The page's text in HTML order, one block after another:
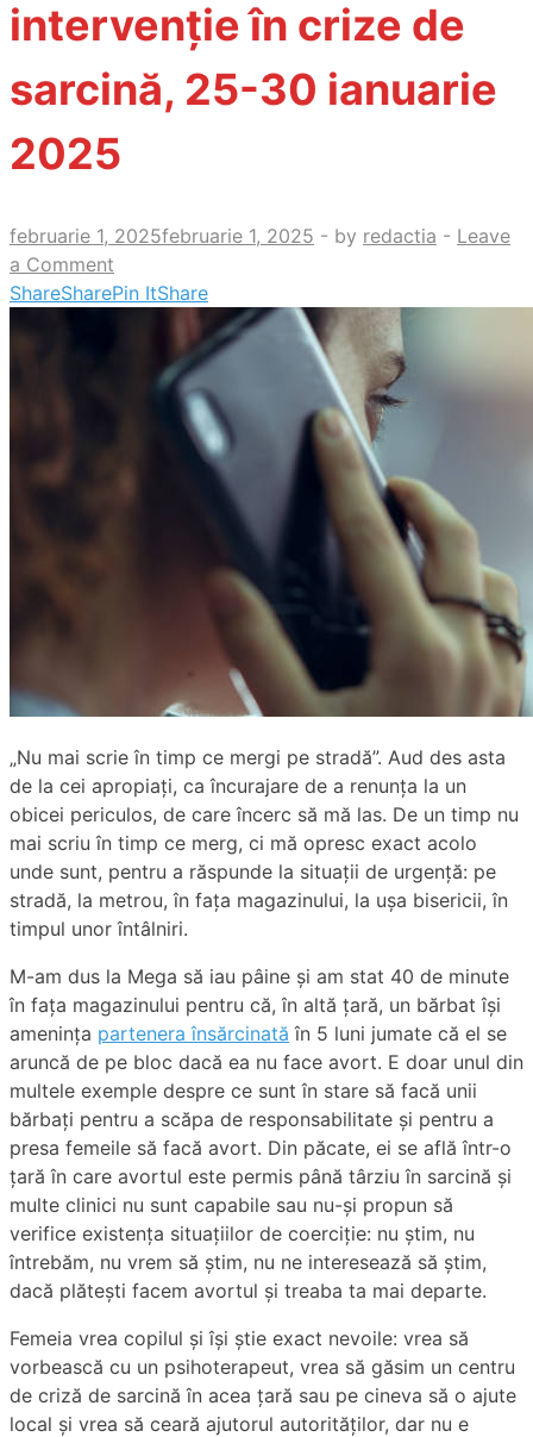
intervenție în crize de
sarcină, 25-30 ianuarie
2025
februarie 1, 2025februarie 1, 2025 - by redactia - Leave
a Comment
ShareSharePin ItShare
„Nu mai scrie în timp ce mergi pe stradă”. Aud des asta
de la cei apropiați, ca încurajare de a renunța la un
obicei periculos, de care încerc să mă las. De un timp nu
mai scriu în timp ce merg, ci mă opresc exact acolo
unde sunt, pentru a răspunde la situații de urgență: pe
stradă, la metrou, în fața magazinului, la ușa bisericii, în
timpul unor întâlniri.
M-am dus la Mega să iau pâine și am stat 40 de minute
în fața magazinului pentru că, în altă țară, un bărbat își
amenința partenera însărcinată în 5 luni jumate că el se
aruncă de pe bloc dacă ea nu face avort. E doar unul din
multele exemple despre ce sunt în stare să facă unii
bărbați pentru a scăpa de responsabilitate și pentru a
presa femeile să facă avort. Din păcate, ei se află într-o
țară în care avortul este permis până târziu în sarcină și
multe clinici nu sunt capabile sau nu-și propun să
verifice existența situațiilor de coerciție: nu știm, nu
întrebăm, nu vrem să știm, nu ne interesează să știm,
dacă plătești facem avortul și treaba ta mai departe.
Femeia vrea copilul și își știe exact nevoile: vrea să
vorbească cu un psihoterapeut, vrea să găsim un centru
de criză de sarcină în acea țară sau pe cineva să o ajute
local și vrea să ceară ajutorul autorităților, dar nu e